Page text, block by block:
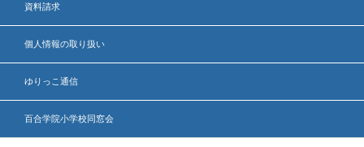
資料請求
個人情報の取り扱い
ゆりっこ通信
百合学院小学校同窓会